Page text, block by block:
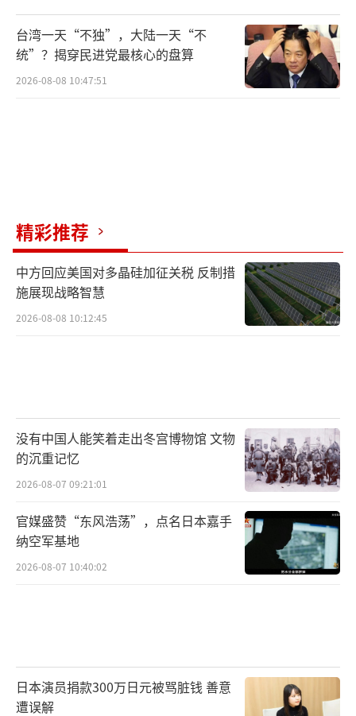
台湾一天“不独”，大陆一天“不
统”？揭穿民进党最核心的盘算
2026-08-08 10:47:51
精彩推荐
中方回应美国对多晶硅加征关税 反制措
施展现战略智慧
2026-08-08 10:12:45
没有中国人能笑着走出冬宫博物馆 文物
的沉重记忆
2026-08-07 09:21:01
官媒盛赞“东风浩荡”，点名日本嘉手
纳空军基地
2026-08-07 10:40:02
日本演员捐款300万日元被骂脏钱 善意
遭误解